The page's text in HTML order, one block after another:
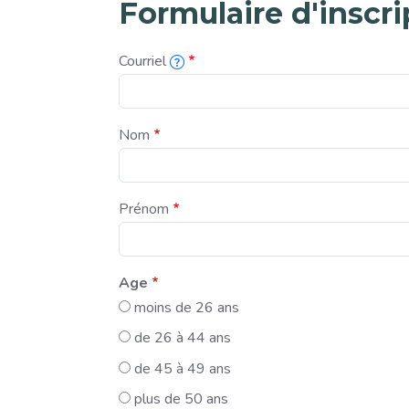
Formulaire
Courriel
Nom
Prénom
Age
moins de 26 ans
de 26 à 44 ans
de 45 à 49 ans
plus de 50 ans